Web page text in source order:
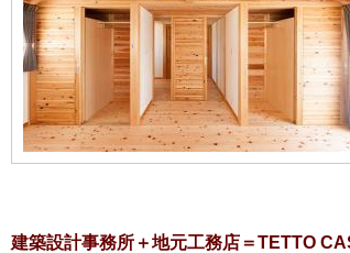
建築設計事務所＋地元工務店＝TETTO